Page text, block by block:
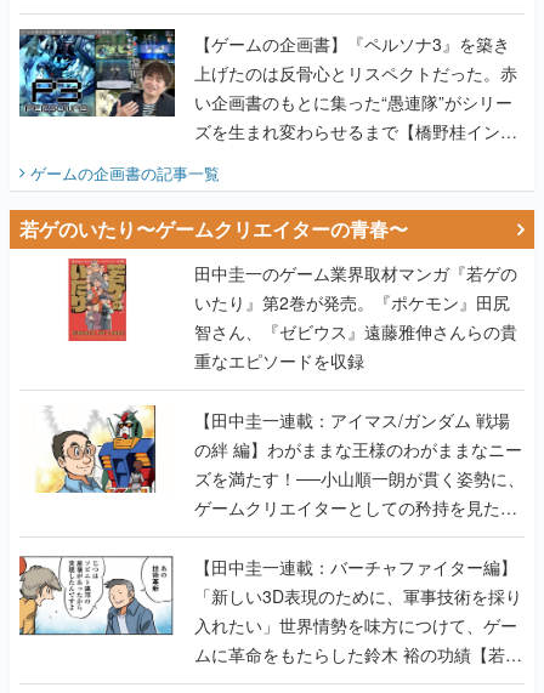
画書】
【ゲームの企画書】『ペルソナ3』を築き
上げたのは反骨心とリスペクトだった。赤
い企画書のもとに集った“愚連隊”がシリー
ズを生まれ変わらせるまで【橋野桂インタ
ビュー】
ゲームの企画書の記事一覧
若ゲのいたり〜ゲームクリエイターの青春〜
田中圭一のゲーム業界取材マンガ『若ゲの
いたり』第2巻が発売。『ポケモン』田尻
智さん、『ゼビウス』遠藤雅伸さんらの貴
重なエピソードを収録
【田中圭一連載：アイマス/ガンダム 戦場
の絆 編】わがままな王様のわがままなニー
ズを満たす！──小山順一朗が貫く姿勢に、
ゲームクリエイターとしての矜持を見た
【若ゲのいたり最終回】
【田中圭一連載：バーチャファイター編】
「新しい3D表現のために、軍事技術を採り
入れたい」世界情勢を味方につけて、ゲー
ムに革命をもたらした鈴木 裕の功績【若ゲ
のいたり】